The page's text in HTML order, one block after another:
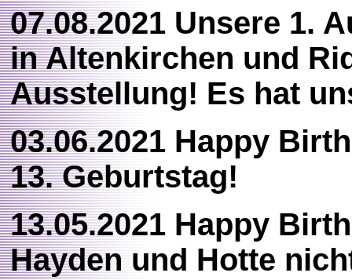
07.08.2021 Unsere 1.
in Altenkirchen und
Ausstellung! Es hat
03.06.2021 Happy
13. Geburtstag!
13.05.2021 Happy
Hayden und Hotte